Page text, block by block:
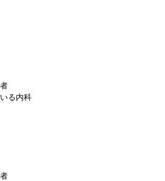
る内科